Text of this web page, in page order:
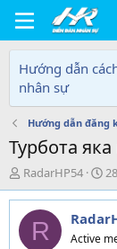
Hướng dẫn
nhân sự
Hướng dẫn đăng
Турбота
T
h
r
e
RadarHP54
N
g
à
y
g
R Active